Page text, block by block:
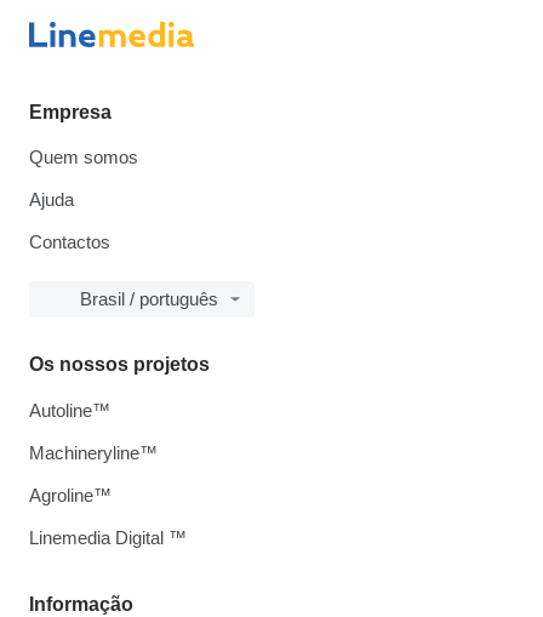
Empresa
Quem somos
Ajuda
Contactos
Brasil / português
Informação
Os nossos projetos
Autoline™
Machineryline™
Agroline™
Linemedia Digital ™